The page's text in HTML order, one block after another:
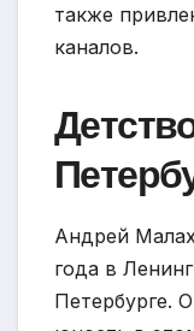
также
каналов.
Андрей
года в
Петербурге.